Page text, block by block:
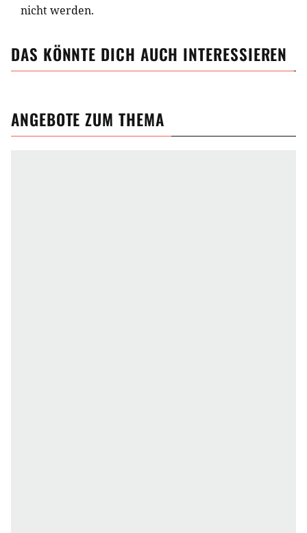
nicht werden.
DAS KÖNNTE DICH AUCH INTERESSIEREN
ANGEBOTE ZUM THEMA